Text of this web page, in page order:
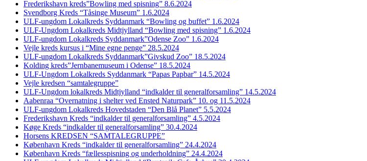
Frederikshavn kreds”Bowling med spisning” 8.6.2024
Svendborg Kreds “Tåsinge Museum” 1.6.2024
ULF-ungdom Lokalkreds Syddanmark “Bowling og buffet” 1.6.2024
ULF-Ungdom Lokalkreds Midtjylland “Bowling med spisning” 1.6.2024
ULF-ungdom Lokalkreds Syddanmark”Odense Zoo” 1.6.2024
Vejle kreds kursus i “Mine egne penge” 28.5.2024
ULF-ungdom Lokalkreds Syddanmark”Givskud Zoo” 18.5.2024
Kolding kreds”Jernbanemuseum i Odense” 18.5.2024
ULF-Ungdom Lokalkreds Syddanmark “Papas Papbar” 14.5.2024
Vejle kredsen “samtalegruppe”
ULF-Ungdom lokalkreds Midtjylland “indkalder til generalforsamling” 14.5.2024
Aabenraa “Overnatning i shelter ved Ensted Naturpark” 10. og 11.5.2024
ULF-ungdom Lokalkreds Hovedstaden “Den Blå Planet” 5.5.2024
Frederikshavn Kreds “indkalder til generalforsamling” 4.5.2024
Køge Kreds “indkalder til generalforsamling” 30.4.2024
Horsens KREDSEN “SAMTALEGRUPPE”
København Kreds “indkalder til generalforsamling” 24.4.2024
København Kreds “fællesspisning og underholdning” 24.4.2024